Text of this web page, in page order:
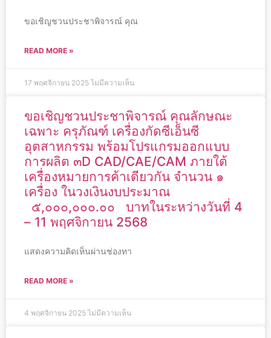
ขอเชิญชวนประชาพิจารณ์ คุณ
READ MORE »
17 พฤศจิกายน 2025ไม่มีความเห็น
ขอเชิญชวนประชาพิจารณ์ คุณลักษณะ
เฉพาะ ครุภัณฑ์ เครื่องกัดซีเอ็นซี
อุตสาหกรรม พร้อมโปรแกรมออกแบบ
การผลิต ๓D CAD/CAE/CAM ภายใต้
เครื่องหมายการค้าเดียวกัน จำนวน ๑
เครื่อง ในวงเงินงบประมาณ
๕,๐๐๐,๐๐๐.๐๐ บาทในระหว่างวันที่ 4
– 11 พฤศจิกายน 2568
แสดงความคิดเห็นผ่านช่องทา
READ MORE »
4 พฤศจิกายน 2025ไม่มีความเห็น